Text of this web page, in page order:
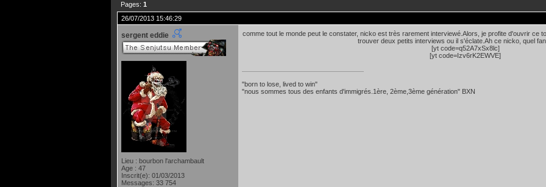
Pages: 1
26/07/2013 15:46:29
sergent eddie
Lieu : bourbon l'archambault
Age : 47
Inscrit(e): 01/03/2013
Messages: 33 754
comme tout le monde peut le constater, nicko est très rarement interviewé.Alors, je profite d'ouvrir ce
trouver deux petits interviews ou il s'éclate.Ah ce nicko, quel
[yt code=q52A7xSx8lc]
[yt code=Izv6rK2EWVE]
"born to lose, lived to win"
"nous sommes tous des enfants d'immigrés.1ère, 2ème,3ème génération" BXN